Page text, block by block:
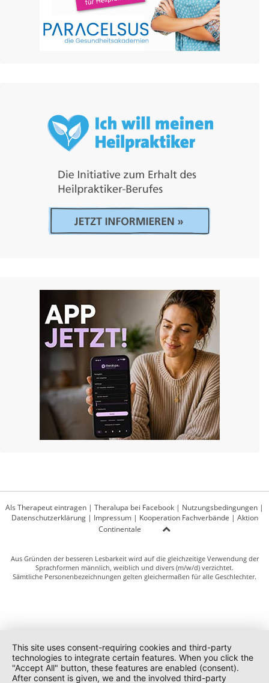
Als Therapeut eintragen | Theralupa bei Facebook | Nutzungsbedingungen |
Datenschutzerklärung| Impressum| Kooperation Fachverbände | Aktion
Continentale
Aus Gründen der besseren Lesbarkeit wird auf die gleichzeitige Verwendung der
Sprachformen männlich, weiblich und divers (m/w/d) verzichtet.
Sämtliche Personenbezeichnungen gelten gleichermaßen für alle Geschlechter.
This site uses consent-requiring cookies and third-party
technologies to integrate certain features. When you click the
"Accept All" button, these features are enabled (consent).
After consent is given, we and the involved third-party